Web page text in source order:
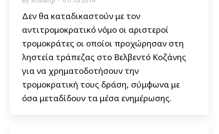
Δεν θα καταδικαστούν με τον
αντιτρομοκρατικό νόμο οι αριστεροί
τρομοκράτες οι οποίοι προχώρησαν στη
ληστεία τράπεζας στο Βελβεντό Κοζάνης
για να χρηματοδοτήσουν την
τρομοκρατική τους δράση, σύμφωνα με
όσα μεταδίδουν τα μέσα ενημέρωσης.